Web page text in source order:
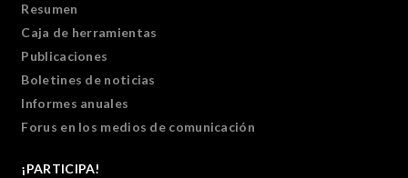
Resumen
Caja de herramientas
Publicaciones
Boletines de noticias
Informes anuales
Forus en los medios de comunicación
¡PARTICIPA!